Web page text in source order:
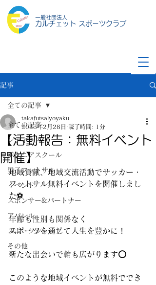
一般社団法人
カルチェット スポーツクラブ
記事
全ての記事
レディース
ジュニアスクール
男子フットサル
イベント
スポンサー&パートナー
アパレル
スポーツショップ
その他
全ての記事
【活動報告：無料イベント
開催】
takafutsalyoyaku
2025年2月28日 読了時間: 1分
地域貢献、地域交流活動でサッカー・
フットサル無料イベントを開催しまし
た⚽️
年齢も性別も関係なく
スポーツを通して人生を豊かに！
新たな出会いで輪も広がります⭕️
このような地域イベントが無料ででき